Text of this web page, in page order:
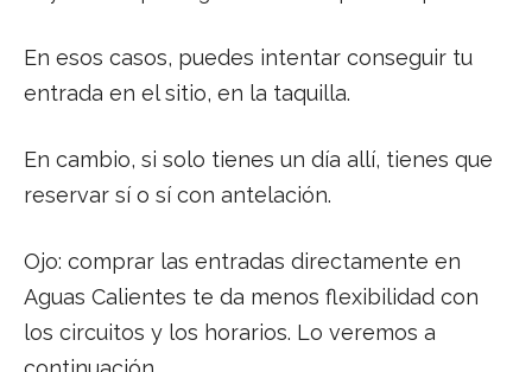
En esos casos, puedes intentar conseguir tu
entrada en el sitio, en la taquilla.
En cambio, si solo tienes un día allí, tienes que
reservar sí o sí con antelación.
Ojo: comprar las entradas directamente en
Aguas Calientes te da menos flexibilidad con
los circuitos y los horarios. Lo veremos a